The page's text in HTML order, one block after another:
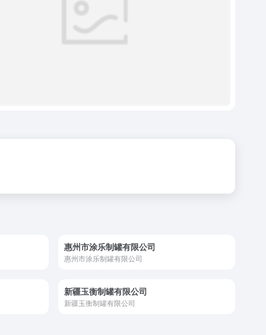
惠州市涂乐制罐有限公司
惠州市涂乐制罐有限公司
新疆玉衡制罐有限公司
新疆玉衡制罐有限公司